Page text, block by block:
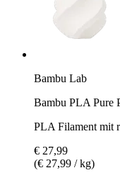
Bambu Lab
Bambu PLA Pure
PLA Filament mit
€ 27,99
(€ 27,99 / kg)